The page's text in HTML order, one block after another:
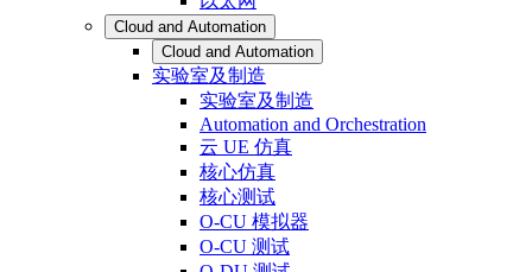
Cloud and Automation
Cloud and Automation
实验室及制造
实验室及制造
Automation and Orchestration
云 UE 仿真
核心仿真
核心测试
O-CU 模拟器
O-CU 测试